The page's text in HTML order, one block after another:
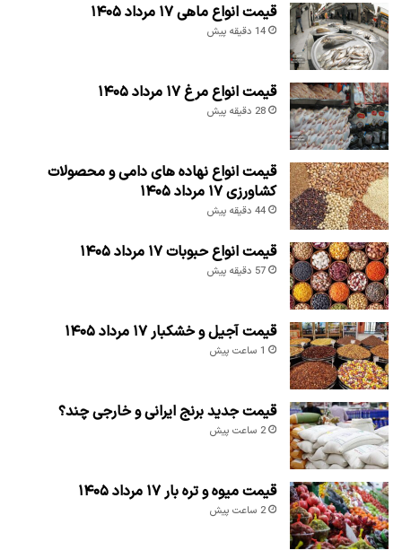
قیمت انواع ماهی ۱۷ مرداد ۱۴۰۵
14 دقیقه پیش
قیمت انواع مرغ ۱۷ مرداد ۱۴۰۵
28 دقیقه پیش
قیمت انواع نهاده های دامی و محصولات
کشاورزی ۱۷ مرداد ۱۴۰۵
44 دقیقه پیش
قیمت انواع حبوبات ۱۷ مرداد ۱۴۰۵
57 دقیقه پیش
قیمت آجیل و خشکبار ۱۷ مرداد ۱۴۰۵
1 ساعت پیش
قیمت جدید برنج ایرانی و خارجی چند؟
2 ساعت پیش
قیمت میوه و تره بار ۱۷ مرداد ۱۴۰۵
2 ساعت پیش